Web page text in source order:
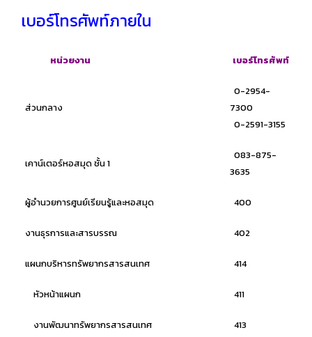
เบอร์โทรศัพท์ภายใน
หน่วยงาน เบอร์โทรศัพท์
ส่วนกลาง
0-2954-
7300
0-2591-3155
เคาน์เตอร์หอสมุด ชั้น 1
083-875-
3635
ผู้อำนวยการศูนย์เรียนรู้และหอสมุด 400
งานธุรการและสารบรรณ 402
แผนกบริหารทรัพยากรสารสนเทศ 414
หัวหน้าแผนก 411
งานพัฒนาทรัพยากรสารสนเทศ 413